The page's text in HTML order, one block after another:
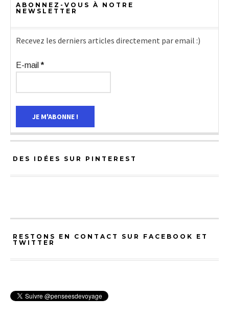
ABONNEZ-VOUS À NOTRE
NEWSLETTER
Recevez les derniers articles directement par email :)
E-mail*
DES IDÉES SUR PINTEREST
RESTONS EN CONTACT SUR FACEBOOK ET
TWITTER